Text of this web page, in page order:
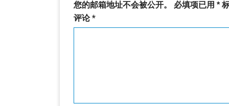
您的邮箱地址不会被公开。 必填项已用 *
评论*